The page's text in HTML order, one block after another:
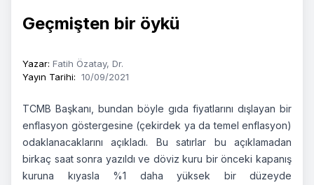
Geçmişten bir öykü
Yazar: Fatih Özatay, Dr.
Yayın Tarihi: 10/09/2021
TCMB Başkanı, bundan böyle gıda fiyatlarını dışlayan bir
enflasyon göstergesine (çekirdek ya da temel enflasyon)
odaklanacaklarını açıkladı. Bu satırlar bu açıklamadan
birkaç saat sonra yazıldı ve döviz kuru bir önceki kapanış
kuruna kıyasla %1 daha yüksek bir düzeyde